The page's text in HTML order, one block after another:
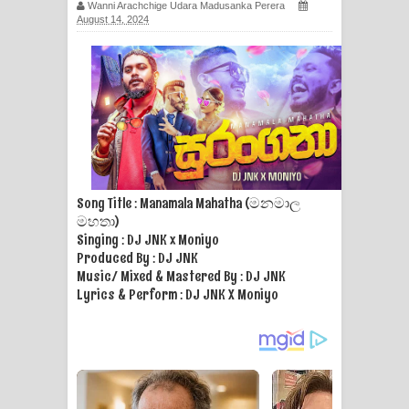
සිහියෙන් ගීතයේ පද පෙළ
Awanken Song Lyrics - අවංකෙන්
ගීතයේ පද පෙළ
Pa Sina Song Lyrics - පෑ සිනා ගීතයේ
පද පෙළ
Pemwanthiye Song Lyrics -
පෙම්වන්තියේ ගීතයේ පද පෙළ
Manobhawa Song Lyrics - මනෝභව
ඉඳලා ගීතයේ පද පෙළ
Wanni Arachchige Udara Madusanka Perera
August 14, 2024
Song Title : Manamala Mahatha (මනමාල
මහතා)
Singing : DJ JNK x Moniyo
Produced By : DJ JNK
Music/ Mixed & Mastered By : DJ JNK
Lyrics & Perform : DJ JNK X Moniyo